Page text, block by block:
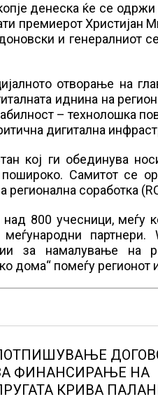
денеска ќе се
премиерот Христијан
и генералниот
отворање на
иднина на
– технолошка
дигитална
кој ги обединува
Самитот се
регионална соработка
800 учесници, меѓу
за намалување
дома“ помеѓу регионот и
ФИНАНСИРАЊЕ НА
КРИВА